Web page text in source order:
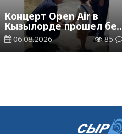
Концерт Open Air в
Кызылорде прошел без
нарушений
общественного порядка
06.08.2026 85